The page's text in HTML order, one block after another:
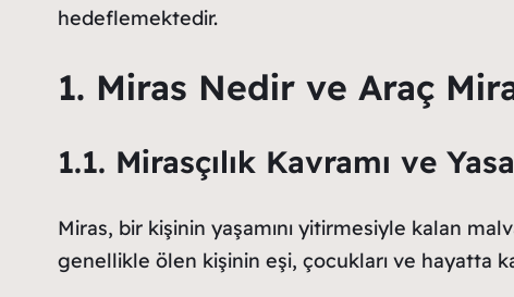
hedeflemektedir.
1. Miras Nedir ve Araç
1.1. Mirasçılık Kavramı ve
Miras, bir kişinin yaşamını yitirmesiyle kalan
genellikle ölen kişinin eşi, çocukları ve hayatta